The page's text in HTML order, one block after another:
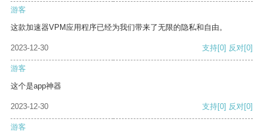
游客
这款加速器VPM应用程序已经为我们带来了无限的隐私和自由。
2023-12-30 支持[0] 反对[0]
游客
这个是app神器
2023-12-30 支持[0] 反对[0]
游客